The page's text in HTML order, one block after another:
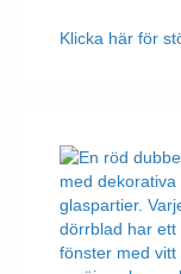
Klicka här för